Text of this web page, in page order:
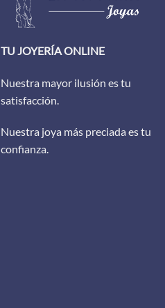
TU JOYERÍA ONLINE
Nuestra mayor ilusión es tu
satisfacción.
Nuestra joya más preciada es tu
confianza.